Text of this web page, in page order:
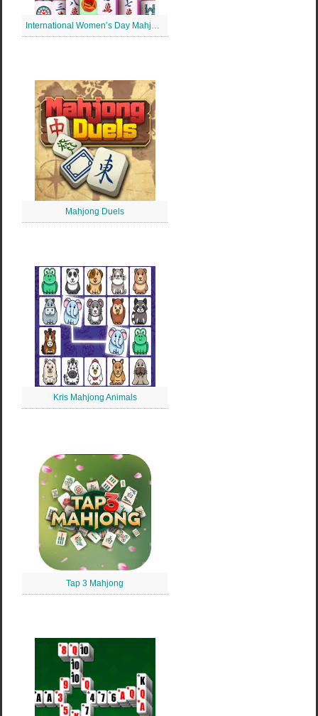
International Women’s Day Mahjong
Mahjong Duels
Kris Mahjong Animals
Tap 3 Mahjong